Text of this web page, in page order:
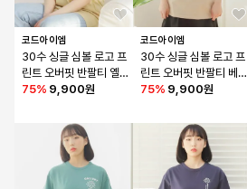
코드아이엠
30수 싱글 심볼 로고 프
린트 오버핏 반팔티 옐
로우
75% 9,900원
코드아이엠
30수 싱글 심볼 로고 프
린트 오버핏 반팔티 베
이지
75% 9,900원